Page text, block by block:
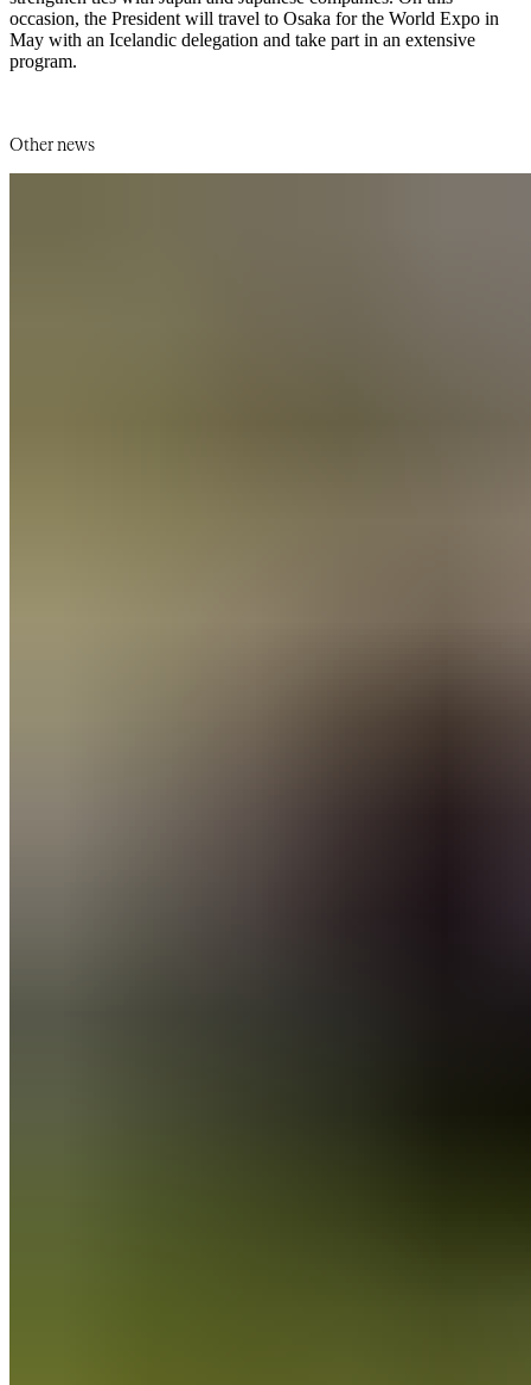
occasion, the President will travel to Osaka for the World Expo in
May with an Icelandic delegation and take part in an extensive
program.​​​​‌ ‍ ​‍​‍‌‍ ‌ ​‍‌‍‍‌‌‍‌ ‌‍‍‌‌‍ ‍​‍​‍​ ‍‍​‍​‍‌ ​ ‌‍​‌‌‍ ‍‌‍‍‌‌ ‌​‌ ‍‌​‍ ‍‌‍‍‌‌‍ ​‍​‍​‍ ​​‍​‍‌‍‍​‌ ​‍‌‍‌‌‌‍‌‍​‍​‍​ ‍‍​‍​‍‌‍‍​‌ ‌​‌ ‌​‌ ​​‌ ​ ​‍ ​‍ ‌‍‌‍‌‍ ‌ ​‍‌ ​ ‌‍‌‌‌ ‌​‌‍‍‌​‍ ‌‌‍‍‌‌ ​ ‌‍ ​‌‍​‌‌‍ ‍‌‍‌​‌ ​ ​‍ ‍‌ ‌‍‌‍‌‌‌ ​‍‌‍​ ‌‍‌‌‌‍ ​​‍ ‍‌‍​‌‌ ​​‌ ​​​‍ ‌ ​ ‌ ‌​‌ ‌‌‌‍‌​‌‍‍‌‌‍ ​‍ ‌‍‍‌‌‍ ‍‌ ‌​‌‍‌‌‌‍ ‍‌ ‌​​‍ ‌‍‌‌‌‍‌​‌‍‍‌‌ ‌​​‍ ‌‍ ‌‌‍ ‌‍‌​‌‍‌‌​ ‌‌ ​​‌ ​‍‌‍‌‌‌ ​ ‌‍‌‌‌‍ ‍‌ ‌​‌‍​‌‌ ‌​‌‍‍‌‌‍ ‌‍ ‍​ ‍ ‌‍‍‌‌‍‌​​ ‌​ ‌‍​ ‌‍‌‍‌‌‌‍‌‌​ ​ ​ ​​​ ‌ ‌‍​‍​‍ ‌​ ​‌‌‍‌​‌‍​‍​ ​​​‍ ‌​ ‌​​ ​​‌‍​‌​ ​​​‍ ‌‌‍​‍‌‍‌​​ ​‍​ ‍​​‍ ‌‌‍​ ‌‍​‍‌‍​‌​ ​‌‌‍‌‍​ ‍​​ ‍‌​ ​​​ ​‌​ ​ ​ ​ ‌‍‌‍​ ‍ ‌ ‌​‌ ‍‌‌ ​​‌‍‌‌​ ‌‌‍ ‍‌‍‌‌‌ ‌ ‌ ​ ​ ‍ ‌ ​​‌‍​‌‌ ‌​‌‍‍​​ ‌‌ ​​‌‍​‌‌‍‌ ‌‍‌‌‌​​‍‌ ‌‌‌‍‍‌‌‍ ​‌‍‌​‌‍‌‌‌ ​‍​‍‌‌​ ‌‌‌​​‍‌‌ ‌‍‍ ‌‍‌‌‌ ‍‌​‍‌‌​ ​ ‌​‌​​‍‌‌​ ​ ‌​‌​​‍‌‌​ ​‍​ ​‍‌ ​‍‌‍‍‌‌‍​ ‌‍‍​‌ ‌​‌‍‌‌‌ ‍​‌ ‌​​‍ ‌‌‍‌​​ ‍​‌‍‍ ‌ ‌‌‌ ‍‍​ ​​‌‍‍‍‌‍‌​‌‍ ​‍‌‌​ ​‍​ ​‍​‍‌‌​ ‌‌‌​‌​​‍ ‍‌‍​ ‌‍ ‌‍ ‍‌ ‌​‌‍‌‌‌‍ ‍‌ ‌​​‍‌‌​ ‌‌‌​​‍‌‌ ‌‍‍ ‌‍‌‌‌ ‍‌​‍‌‌​ ​ ‌​‌​​‍‌‌​ ​ ‌​‌​​‍‌‌​ ​‍​ ​‍​ ‍​‌‍​‍​ ‍‌​ ‍‌​ ‍​‌‍​‍​ ​ ​ ​​​ ‌‌‌‍​‌‌‍‌‍​ ‍‌​‍‌‌​ ​‍​ ​‍​‍‌‌​ ‌‌‌​‌​​‍ ‍‌‍​ ‌‍‍​‌‍‍‌‌‍ ​‌‍‌​‌ ​‍‌‍‌‌‌‍ ‍​‍‌‌​ ‌‌‌​​‍‌‌ ‌‍‍ ‌‍‌‌‌ ‍‌​‍‌‌​ ​ ‌​‌​​‍‌‌​ ​ ‌​‌​​‍‌‌​ ​‍​ ​‍​ ‌​​ ‍‌‌‍​ ​ ‌ ​ ‌​‌‍​‌‌‍‌‍​ ‌‍‌‍‌‌‌‍‌‍‌‍‌‌‌‍​ ​‍‌‌​ ​‍​ ​‍​‍‌‌​ ‌‌‌​‌​​‍ ‍‌ ‌​‌‍‌‌‌ ‍​‌ ‌​​ ‌‍​‍‌‍​‌‌ ​ ‌‍‌‌‌‌‌‌‌ ​‍‌‍ ​​ ‌‌‍‍​‌ ‌​‌ ‌​‌ ​​‌ ​ ​‍‌‌​ ​‍‌​‌‍​‍‌‌​ ​‍‌​‌‍‌‍‌‍‌‍ ‌ ​‍‌ ​ ‌‍‌‌‌ ‌​‌‍‍‌​‍ ‌‌‍‍‌‌ ​ ‌‍ ​‌‍​‌‌‍ ‍‌‍‌​‌ ​ ​‍ ‍‌ ‌‍‌‍‌‌‌ ​‍‌‍​ ‌‍‌‌‌‍ ​​‍ ‍‌‍​‌‌ ​​‌ ​​​‍‌‌​ ​‍‌​‌‍‌ ​ ‌ ‌​‌ ‌‌‌‍‌​‌‍‍‌‌‍ ​‍‌‍‌‍‍‌‌‍‌​​ ‌​ ‌‍​ ‌‍‌‍‌‌‌‍‌‌​ ​ ​ ​​​ ‌ ‌‍​‍​‍ ‌​ ​‌‌‍‌​‌‍​‍​ ​​​‍ ‌​ ‌​​ ​​‌‍​‌​ ​​​‍ ‌‌‍​‍‌‍‌​​ ​‍​ ‍​​‍ ‌‌‍​ ‌‍​‍‌‍​‌​ ​‌‌‍‌‍​ ‍​​ ‍‌​ ​​​ ​‌​ ​ ​ ​ ‌‍‌‍​‍‌‍‌ ‌​‌ ‍‌‌ ​​‌‍‌‌​ ‌‌‍ ‍‌‍‌‌‌ ‌ ‌ ​ ​‍‌‍‌ ​​‌‍​‌‌ ‌​‌‍‍​​ ‌‌ ​​‌‍​‌‌‍‌ ‌‍‌‌‌​​‍‌ ‌‌‌‍‍‌‌‍ ​‌‍‌​‌‍‌‌‌ ​‍​‍‌‌​ ‌‌‌​​‍‌‌ ‌‍‍ ‌‍‌‌‌ ‍‌​‍‌‌​ ​ ‌​‌​​‍‌‌​ ​ ‌​‌​​‍‌‌​ ​‍​ ​‍‌ ​‍‌‍‍‌‌‍​ ‌‍‍​‌ ‌​‌‍‌‌‌ ‍​‌ ‌​​‍ ‌‌‍‌​​ ‍​‌‍‍ ‌ ‌‌‌ ‍‍​ ​​‌‍‍‍‌‍‌​‌‍ ​‍‌‌​ ​‍​ ​‍​‍‌‌​ ‌‌‌​‌​​‍ ‍‌‍​ ‌‍ ‌‍ ‍‌ ‌​‌‍‌‌‌‍ ‍‌ ‌​​‍‌‌​ ‌‌‌​​‍‌‌ ‌‍‍ ‌‍‌‌‌ ‍‌​‍‌‌​ ​ ‌​‌​​‍‌‌​ ​ ‌​‌​​‍‌‌​ ​‍​ ​‍​ ‍​‌‍​‍​ ‍‌​ ‍‌​ ‍​‌‍​‍​ ​ ​ ​​​ ‌‌‌‍​‌‌‍‌‍​ ‍‌​‍‌‌​ ​‍​ ​‍​‍‌‌​ ‌‌‌​‌​​‍ ‍‌‍​ ‌‍‍​‌‍‍‌‌‍ ​‌‍‌​‌ ​‍‌‍‌‌‌‍ ‍​‍‌‌​ ‌‌‌​​‍‌‌ ‌‍‍ ‌‍‌‌‌ ‍‌​‍‌‌​ ​ ‌​‌​​‍‌‌​ ​ ‌​‌​​‍‌‌​ ​‍​ ​‍​ ‌​​ ‍‌‌‍​ ​ ‌ ​ ‌​‌‍​‌‌‍‌‍​ ‌‍‌‍‌‌‌‍‌‍‌‍‌‌‌‍​ ​‍‌‌​ ​‍​ ​‍​‍‌‌​ ‌‌‌​‌​​‍ ‍‌ ‌​‌‍‌‌‌ ‍​‌ ‌​​‍‌‍‌ ​​‌‍‌‌‌ ​‍‌ ​ ‌ ​​‌‍‌‌‌‍​ ‌ ‌​‌‍‍‌‌ ‌‍‌‍‌‌​ ‌‌ ​​‌ ‌‌‌‍​‍‌‍ ​‌‍‍‌‌ ​ ‌‍‍​‌‍‌‌‌‍‌​​‍​‍‌ ‌
Other news